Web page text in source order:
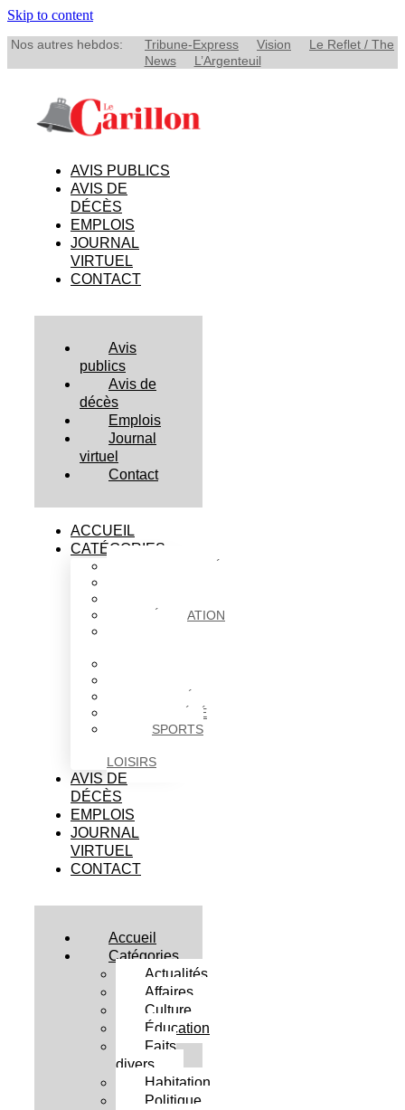
Skip to content
Nos autres hebdos: Tribune-Express Vision
Le Reflet / The
News
L’Argenteuil
AVIS PUBLICS
AVIS DE
DÉCÈS
EMPLOIS
JOURNAL
VIRTUEL
CONTACT
Avis
publics
Avis de
décès
Emplois
Journal
virtuel
Contact
ACCUEIL
CATÉGORIES
ÉDUCATION
SOCIÉTÉ
SPORTS
LOISIRS
AVIS DE
DÉCÈS
EMPLOIS
JOURNAL
VIRTUEL
CONTACT
Accueil
Catégories
Actualités
Affaires
Culture
Éducation
Faits
divers
Habitation
Politique